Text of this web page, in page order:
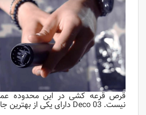
قرص قرعه کشی در این محدوده
نیست. Deco 03 دارای یکی از بهترین جا قلم است.